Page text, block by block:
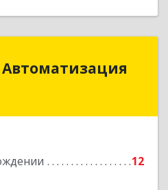
12
Автоматизация
обл, Кувандыкский р-н,